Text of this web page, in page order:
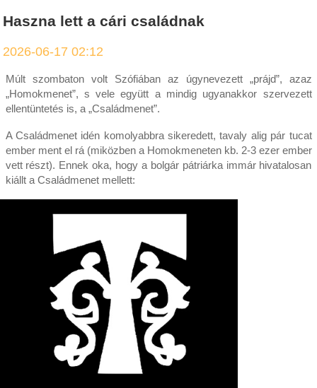
Haszna lett a cári családnak
2026-06-17 02:12
Múlt szombaton volt Szófiában az úgynevezett „prájd”, azaz
„Homokmenet”, s vele együtt a mindig ugyanakkor szervezett
ellentüntetés is, a „Családmenet”.
A Családmenet idén komolyabbra sikeredett, tavaly alig pár tucat
ember ment el rá (miközben a Homokmeneten kb. 2-3 ezer ember
vett részt). Ennek oka, hogy a bolgár pátriárka immár hivatalosan
kiállt a Családmenet mellett: